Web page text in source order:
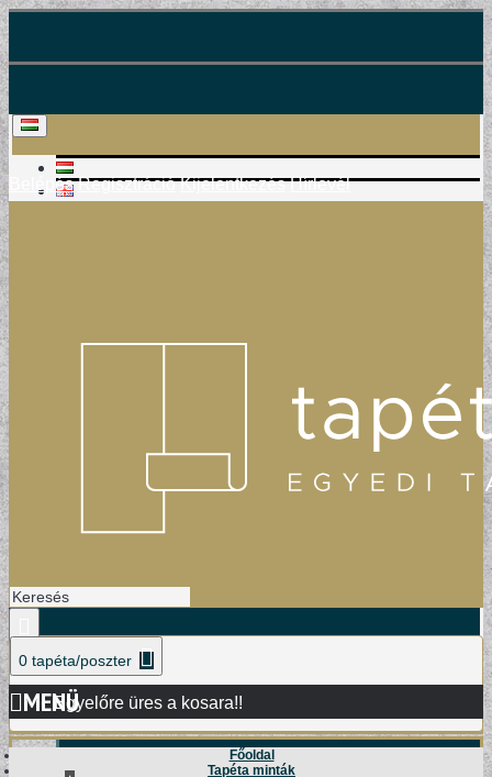
Belépés Regisztráció Kijelentkezés Hírlevél
0 tapéta/poszter
Egyelőre üres a kosara!!
MENÜ
Főoldal
Tapéta minták